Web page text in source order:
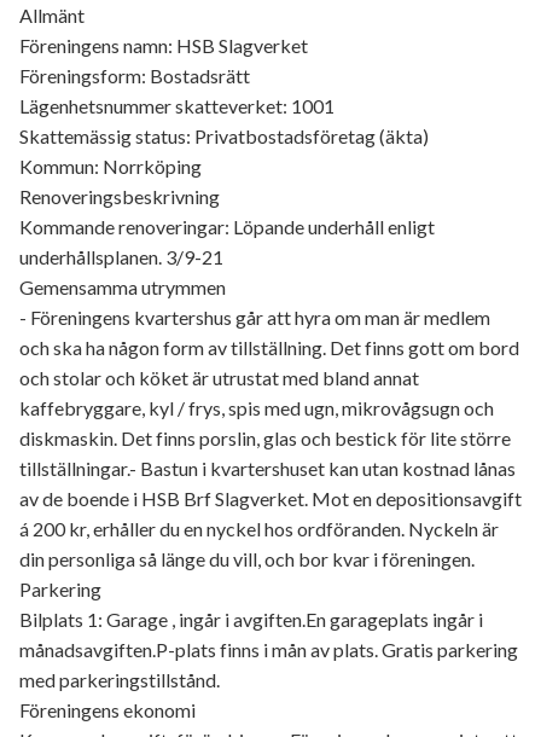
Allmänt
Föreningens namn: HSB Slagverket
Föreningsform: Bostadsrätt
Lägenhetsnummer skatteverket: 1001
Skattemässig status: Privatbostadsföretag (äkta)
Kommun: Norrköping
Renoveringsbeskrivning
Kommande renoveringar: Löpande underhåll enligt
underhållsplanen. 3/9-21
Gemensamma utrymmen
- Föreningens kvartershus går att hyra om man är medlem
och ska ha någon form av tillställning. Det finns gott om bord
och stolar och köket är utrustat med bland annat
kaffebryggare, kyl / frys, spis med ugn, mikrovågsugn och
diskmaskin. Det finns porslin, glas och bestick för lite större
tillställningar.- Bastun i kvartershuset kan utan kostnad lånas
av de boende i HSB Brf Slagverket. Mot en depositionsavgift
á 200 kr, erhåller du en nyckel hos ordföranden. Nyckeln är
din personliga så länge du vill, och bor kvar i föreningen.
Parkering
Bilplats 1: Garage , ingår i avgiften.En garageplats ingår i
månadsavgiften.P-plats finns i mån av plats. Gratis parkering
med parkeringstillstånd.
Föreningens ekonomi